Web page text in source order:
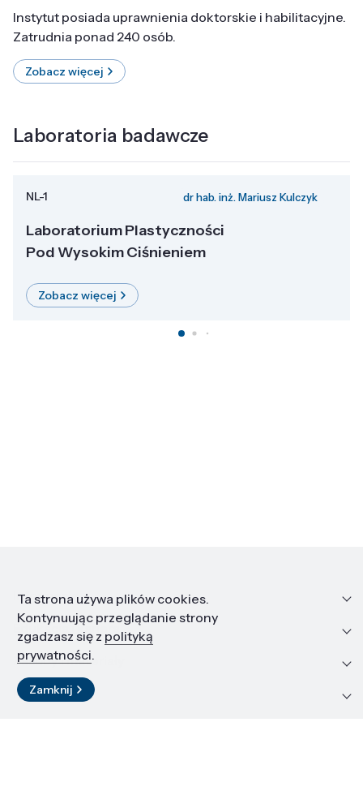
Instytut posiada uprawnienia doktorskie i habilitacyjne.
Zatrudnia ponad 240 osób.
Zobacz więcej
Laboratoria badawcze
NL-1 dr hab. inż. Mariusz Kulczyk
Laboratorium Plastyczności
Pod Wysokim Ciśnieniem
Zobacz więcej
Informacje
Edukacja i kariera
Zasoby i materiały
Kontakt
Ta strona używa plików cookies.
Kontynuując przeglądanie strony
zgadzasz się z polityką
prywatności.
Zamknij